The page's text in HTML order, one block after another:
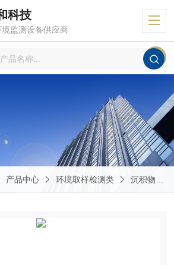
科技
监测设备供应商
产品中心 环境取样检测类 沉积物